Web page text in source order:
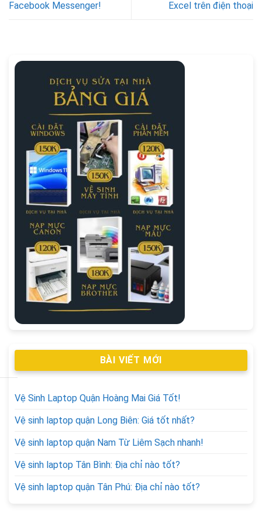
Facebook Messenger!
Excel trên điện thoại
BÀI VIẾT MỚI
Vệ Sinh Laptop Quận Hoàng Mai Giá Tốt!
Vệ sinh laptop quận Long Biên: Giá tốt nhất?
Vệ sinh laptop quận Nam Từ Liêm Sạch nhanh!
Vệ sinh laptop Tân Bình: Địa chỉ nào tốt?
Vệ sinh laptop quận Tân Phú: Địa chỉ nào tốt?